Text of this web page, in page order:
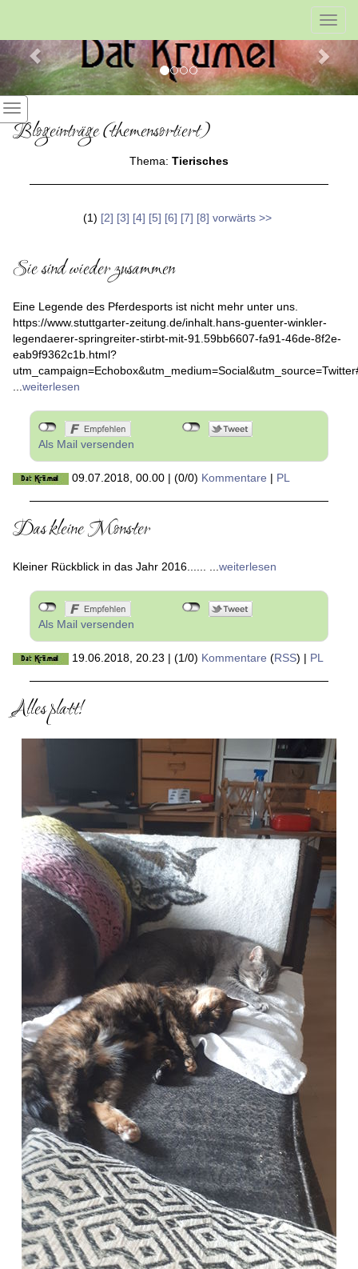
Blogeinträge (themensortiert)
Thema: Tierisches
(1) [2] [3] [4] [5] [6] [7] [8] vorwärts >>
Sie sind wieder zusammen
Eine Legende des Pferdesports ist nicht mehr unter uns.
https://www.stuttgarter-zeitung.de/inhalt.hans-guenter-winkler-
legendaerer-springreiter-stirbt-mit-91.59bb6607-fa91-46de-8f2e-
eab9f9362c1b.html?
...weiterlesen
Als Mail versenden
09.07.2018, 00.00 | (0/0) Kommentare | PL
Das kleine Monster
Kleiner Rückblick in das Jahr 2016...... ...weiterlesen
Als Mail versenden
19.06.2018, 20.23 | (1/0) Kommentare (RSS) | PL
Alles platt!